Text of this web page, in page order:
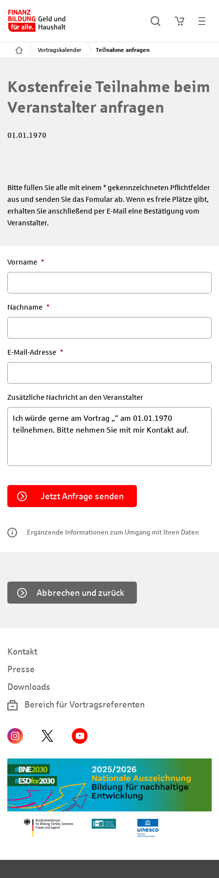
Vortragskalender Teilnahme anfragen
Kostenfreie Teilnahme beim
Veranstalter anfragen
01.01.1970
Bitte füllen Sie alle mit einem * gekennzeichneten Pflichtfelder
aus und senden Sie das Fomular ab. Wenn es freie Plätze gibt,
erhalten Sie anschließend per E-Mail eine Bestätigung vom
Veranstalter.
Vorname *
Nachname *
E-Mail-Adresse *
Zusätzliche Nachricht an den Veranstalter
Ergänzende Informationen zum Umgang mit Ihren Daten
Abbrechen und zurück
Kontakt
Presse
Downloads
Bereich für Vortragsreferenten